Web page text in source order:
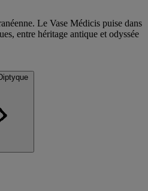
Le Vase Médicis puise dans
entre héritage antique et odyssée